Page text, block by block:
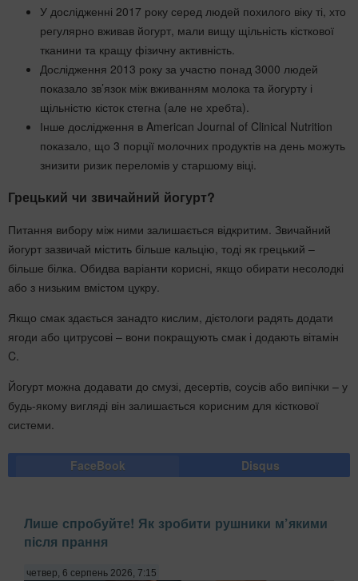
У дослідженні 2017 року серед людей похилого віку ті, хто
регулярно вживав йогурт, мали вищу щільність кісткової
тканини та кращу фізичну активність.
Дослідження 2013 року за участю понад 3000 людей
показало зв’язок між вживанням молока та йогурту і
щільністю кісток стегна (але не хребта).
Інше дослідження в American Journal of Clinical Nutrition
показало, що 3 порції молочних продуктів на день можуть
знизити ризик переломів у старшому віці.
Грецький чи звичайний йогурт?
Питання вибору між ними залишається відкритим. Звичайний
йогурт зазвичай містить більше кальцію, тоді як грецький –
більше білка. Обидва варіанти корисні, якщо обирати несолодкі
або з низьким вмістом цукру.
Якщо смак здається занадто кислим, дієтологи радять додати
ягоди або цитрусові – вони покращують смак і додають вітамін
C.
Йогурт можна додавати до смузі, десертів, соусів або випічки – у
будь-якому вигляді він залишається корисним для кісткової
системи.
FaceBook Disqus
Лише спробуйте! Як зробити рушники м’якими
після прання
четвер, 6 серпень 2026, 7:15